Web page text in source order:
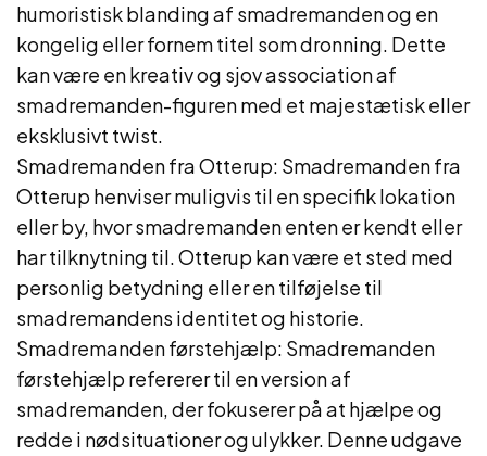
humoristisk blanding af smadremanden og en
kongelig eller fornem titel som dronning. Dette
kan være en kreativ og sjov association af
smadremanden-figuren med et majestætisk eller
eksklusivt twist.
Smadremanden fra Otterup: Smadremanden fra
Otterup henviser muligvis til en specifik lokation
eller by, hvor smadremanden enten er kendt eller
har tilknytning til. Otterup kan være et sted med
personlig betydning eller en tilføjelse til
smadremandens identitet og historie.
Smadremanden førstehjælp: Smadremanden
førstehjælp refererer til en version af
smadremanden, der fokuserer på at hjælpe og
redde i nødsituationer og ulykker. Denne udgave